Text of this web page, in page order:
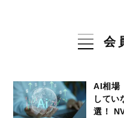
会
AI相場
してい
選！